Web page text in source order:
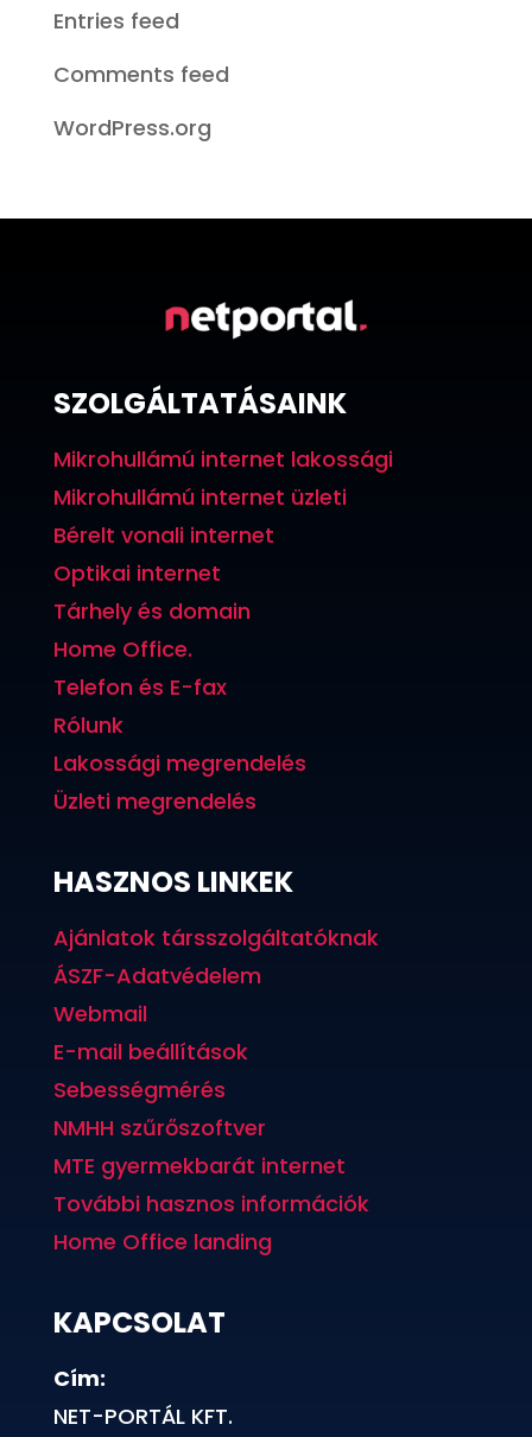
Entries feed
Comments feed
WordPress.org
SZOLGÁLTATÁSAINK
Mikrohullámú internet lakossági
Mikrohullámú internet üzleti
Bérelt vonali internet
Optikai internet
Tárhely és domain
Home Office.
Telefon és E-fax
Rólunk
Lakossági megrendelés
Üzleti megrendelés
HASZNOS LINKEK
Ajánlatok társszolgáltatóknak
ÁSZF-Adatvédelem
Webmail
E-mail beállítások
Sebességmérés
NMHH szűrőszoftver
MTE gyermekbarát internet
További hasznos információk
Home Office landing
KAPCSOLAT
Cím:
NET-PORTÁL KFT.